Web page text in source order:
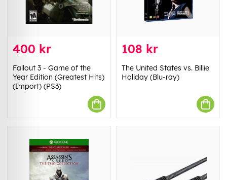
400 kr
Fallout 3 - Game of the
Year Edition (Greatest Hits)
(Import) (PS3)
108 kr
The United States vs. Billie
Holiday (Blu-ray)